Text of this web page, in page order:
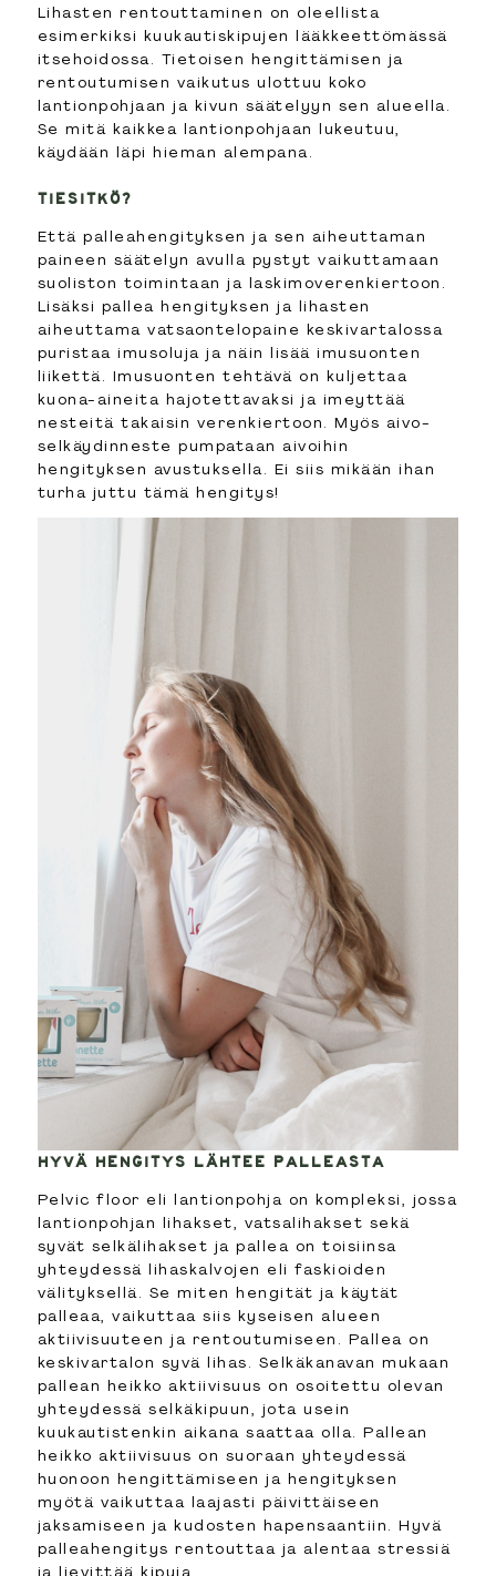
Lihasten rentouttaminen on oleellista
esimerkiksi kuukautiskipujen lääkkeettömässä
itsehoidossa. Tietoisen hengittämisen ja
rentoutumisen vaikutus ulottuu koko
lantionpohjaan ja kivun säätelyyn sen alueella.
Se mitä kaikkea lantionpohjaan lukeutuu,
käydään läpi hieman alempana.
TIESITKÖ?
Että palleahengityksen ja sen aiheuttaman
paineen säätelyn avulla pystyt vaikuttamaan
suoliston toimintaan ja laskimoverenkiertoon.
Lisäksi pallea hengityksen ja lihasten
aiheuttama vatsaontelopaine keskivartalossa
puristaa imusoluja ja näin lisää imusuonten
liikettä. Imusuonten tehtävä on kuljettaa
kuona-aineita hajotettavaksi ja imeyttää
nesteitä takaisin verenkiertoon. Myös aivo-
selkäydinneste pumpataan aivoihin
hengityksen avustuksella. Ei siis mikään ihan
turha juttu tämä hengitys!
HYVÄ HENGITYS LÄHTEE PALLEASTA
Pelvic floor eli lantionpohja on kompleksi, jossa
lantionpohjan lihakset, vatsalihakset sekä
syvät selkälihakset ja pallea on toisiinsa
yhteydessä lihaskalvojen eli faskioiden
välityksellä. Se miten hengität ja käytät
palleaa, vaikuttaa siis kyseisen alueen
aktiivisuuteen ja rentoutumiseen. Pallea on
keskivartalon syvä lihas. Selkäkanavan mukaan
pallean heikko aktiivisuus on osoitettu olevan
yhteydessä selkäkipuun, jota usein
kuukautistenkin aikana saattaa olla. Pallean
heikko aktiivisuus on suoraan yhteydessä
huonoon hengittämiseen ja hengityksen
myötä vaikuttaa laajasti päivittäiseen
jaksamiseen ja kudosten hapensaantiin. Hyvä
palleahengitys rentouttaa ja alentaa stressiä
ja lievittää kipuja.